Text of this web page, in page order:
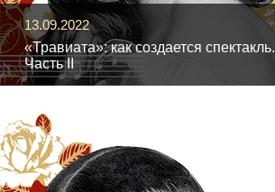
13.09.2022
«Травиата»: как создается спектакль.
Часть II